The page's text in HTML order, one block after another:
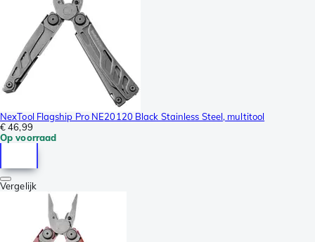
NexTool Flagship Pro NE20120 Black Stainless Steel, multitool
€ 46,99
Op voorraad
Vergelijk